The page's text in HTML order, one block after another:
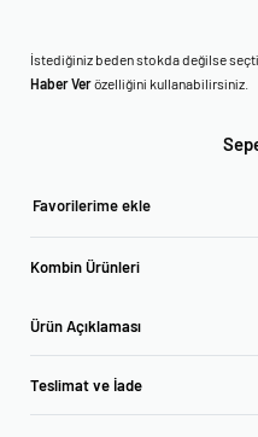
İstediğiniz beden stokda değilse
Haber Verözelliğini kullanabilirsiniz.
Favorilerime ekle
Kombin Ürünleri
Ürün Açıklaması
Teslimat ve İade